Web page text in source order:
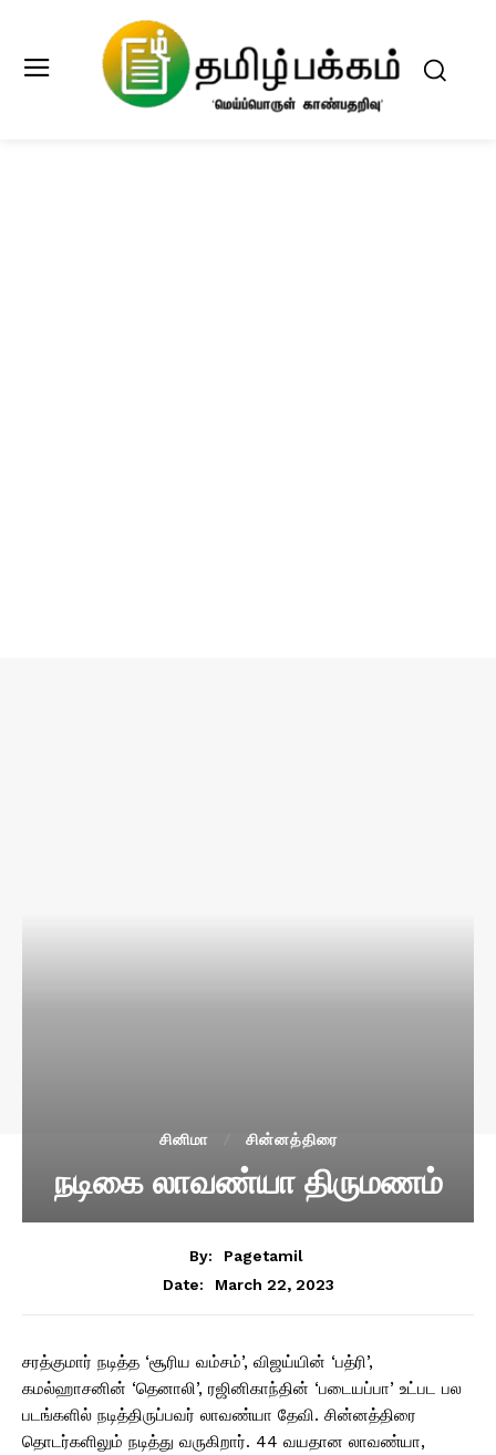
சினிமா சின்னத்திரை
நடிகை லாவண்யா திருமணம்
By:
Pagetamil
Date:
March 22, 2023
சரத்குமார் நடித்த ‘சூரிய வம்சம்’, விஜய்யின் ‘பத்ரி’,
கமல்ஹாசனின் ‘தெனாலி’, ரஜினிகாந்தின் ‘படையப்பா’ உட்பட பல
படங்களில் நடித்திருப்பவர் லாவண்யா தேவி. சின்னத்திரை
தொடர்களிலும் நடித்து வருகிறார். 44 வயதான லாவண்யா,